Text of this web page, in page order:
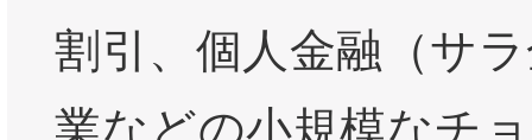
割引、個人金融（サ
業などの小規模なチ